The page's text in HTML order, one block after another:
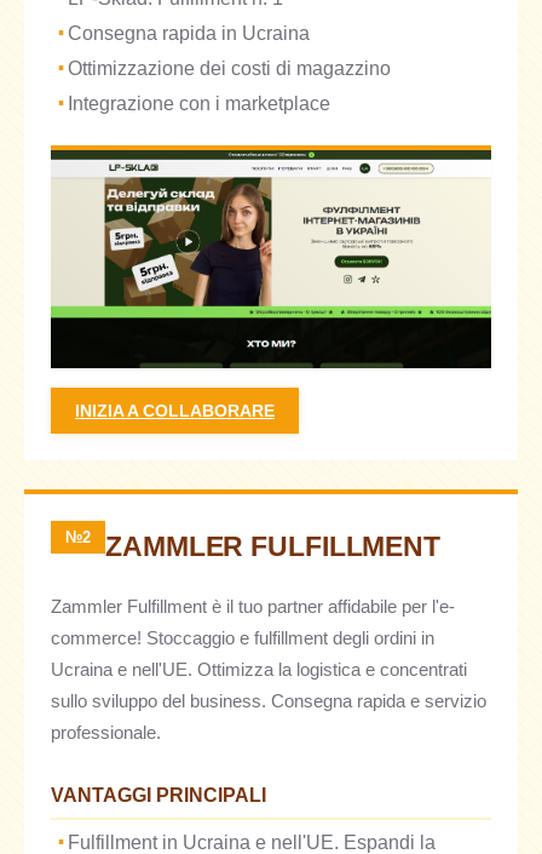
Consegna rapida in Ucraina
Ottimizzazione dei costi di magazzino
Integrazione con i marketplace
INIZIA A COLLABORARE
№2 ZAMMLER FULFILLMENT
Zammler Fulfillment è il tuo partner affidabile per l'e-
commerce! Stoccaggio e fulfillment degli ordini in
Ucraina e nell'UE. Ottimizza la logistica e concentrati
sullo sviluppo del business. Consegna rapida e servizio
professionale.
VANTAGGI PRINCIPALI
Fulfillment in Ucraina e nell'UE. Espandi la